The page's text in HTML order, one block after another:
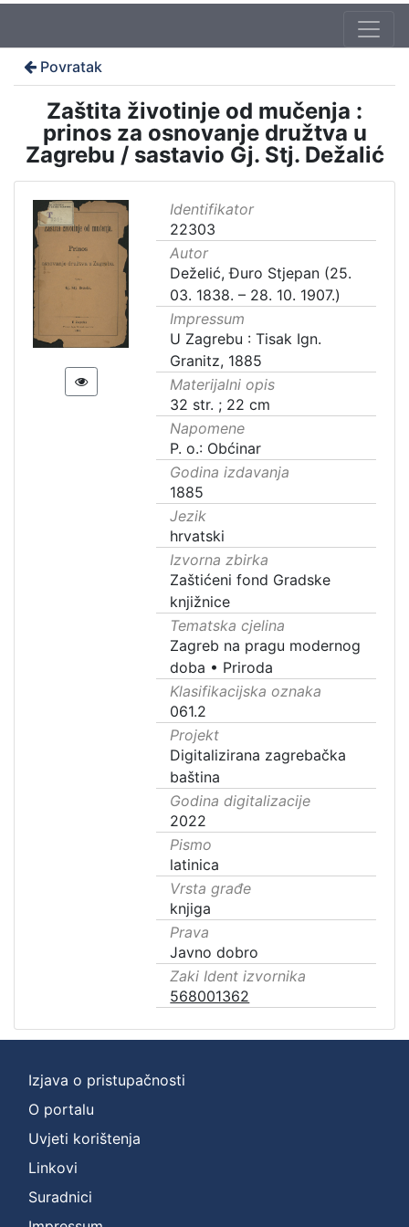
Povratak
Zaštita životinje od mučenja :
prinos za osnovanje družtva u
Zagrebu / sastavio Gj. Stj. Dežalić
Identifikator
22303
Autor
Deželić, Đuro Stjepan (25.
03. 1838. – 28. 10. 1907.)
Impressum
U Zagrebu : Tisak Ign.
Granitz, 1885
Materijalni opis
32 str. ; 22 cm
Napomene
P. o.: Obćinar
Godina izdavanja
1885
Jezik
hrvatski
Izvorna zbirka
Zaštićeni fond Gradske
knjižnice
Tematska cjelina
Zagreb na pragu modernog
doba • Priroda
Klasifikacijska oznaka
061.2
Projekt
Digitalizirana zagrebačka
baština
Godina digitalizacije
2022
Pismo
latinica
Vrsta građe
knjiga
Prava
Javno dobro
Zaki Ident izvornika
568001362
Izjava o pristupačnosti
O portalu
Uvjeti korištenja
Linkovi
Suradnici